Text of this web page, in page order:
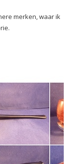
merken, waar ik